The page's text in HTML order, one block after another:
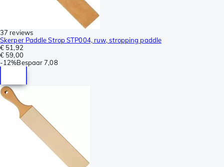
37 reviews
Skerper Paddle Strop STP004, ruw, stropping paddle
€ 51,92
€ 59,00
-12%Bespaar 7,08